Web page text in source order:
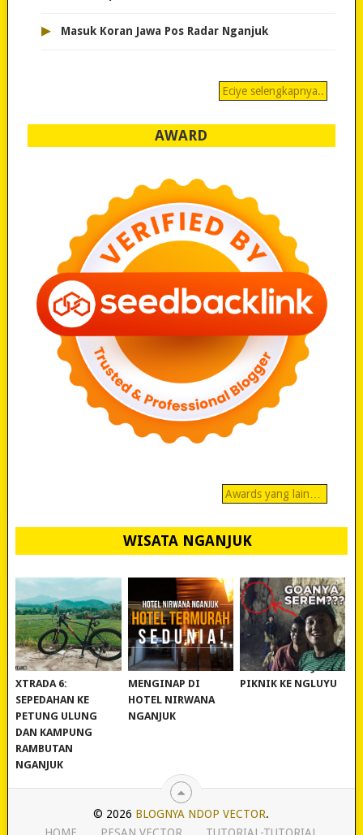
▸ Masuk Koran Jawa Pos Radar Nganjuk
Eciye selengkapnya..
AWARD
Awards yang lain…
WISATA NGANJUK
REVIEW POLYGON
XTRADA 6:
SEPEDAHAN KE
PETUNG ULUNG
DAN KAMPUNG
RAMBUTAN
NGANJUK
MURAH BANGET!
MENGINAP DI
HOTEL NIRWANA
NGANJUK
WISATA NGANJUK:
PIKNIK KE NGLUYU
© 2026 BLOGNYA NDOP VECTOR.